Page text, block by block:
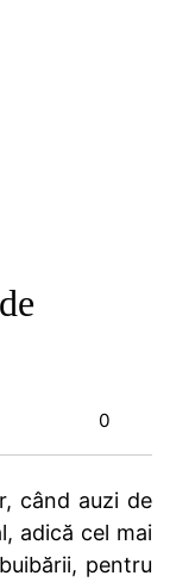
0
când auzi de
adică cel mai
pentru